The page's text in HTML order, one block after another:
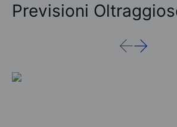
Previsioni